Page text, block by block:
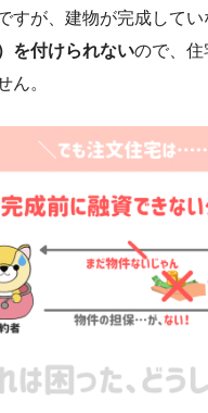
すが、建物が完成してい
を付けられないので、住
ん。